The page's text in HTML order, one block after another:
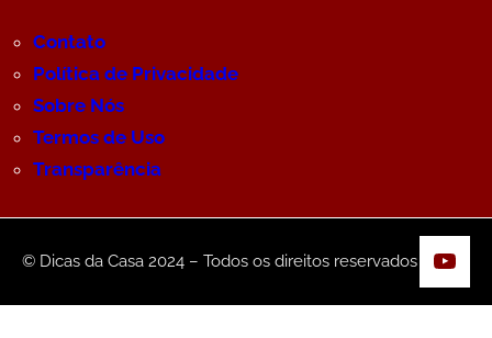
Contato
Política de Privacidade
Sobre Nós
Termos de Uso
Transparência
© Dicas da Casa 2024 – Todos os direitos reservados